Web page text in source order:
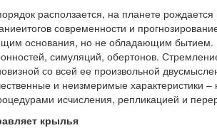
расползается, на планете
современности и
основания, но не обладающим
симуляций, обертонов.
со всей ее произвольной
и неизмеримые характеристики
исчисления, репликацией и
крылья